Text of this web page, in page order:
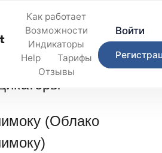
Как работает
Возможности
Индикаторы
Help
Тарифы
Отзывы
Войти
Блог/ Индикаторы
(Облако